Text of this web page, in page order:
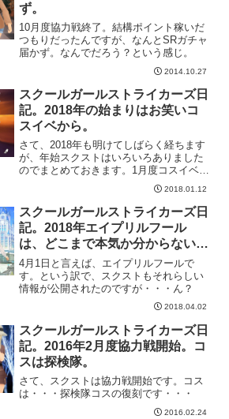
ず。
10月度協力戦終了。結構ポイント稼いだ
つもりだったんですが、なんとSRガチャ
届かず。なんでだろう？という感じ。
2014.10.27
スクールガールストライカーズ日
記。2018年の始まりはお笑いコ
スイベから。
さて、2018年も明けてしばらく経ちます
が、年始スクストはいろいろありました
のでまとめておきます。1月度コスイベも
もちろん開催。今年は「お笑い」です。
2018.01.12
スクールガールストライカーズ日
記。2018年エイプリルフール
は、どこまで本気か分からない
「２」の告知？
4月1日と言えば、エイプリルフールで
す。という訳で、スクストもそれらしい
情報が公開されたのですが・・・ん？
2018.04.02
スクールガールストライカーズ日
記。2016年2月度協力戦開始。コ
スは探検隊。
さて、スクストは協力戦開始です。コス
は・・・探検隊コスの復刻です・・・
2016.02.24